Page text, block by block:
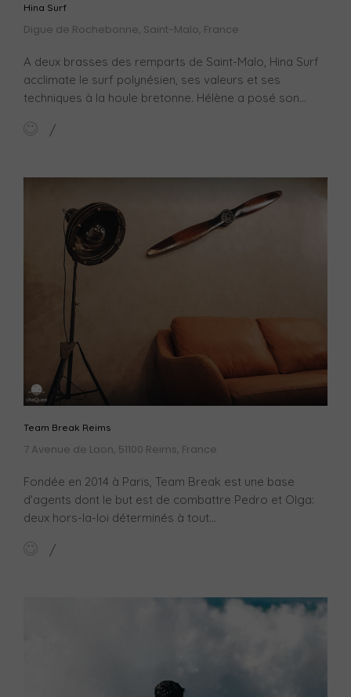
Hina Surf
Digue de Rochebonne, Saint-Malo, France
A deux brasses des remparts de Saint-Malo, Hina Surf
acclimate le surf polynésien, ses valeurs et ses
techniques à la houle bretonne. Hélène a posé son...
Team Break Reims
7 Avenue de Laon, 51100 Reims, France
Fondée en 2014 à Paris, Team Break est une base
d'agents dont le but est de combattre Pedro et Olga:
deux hors-la-loi déterminés à tout...